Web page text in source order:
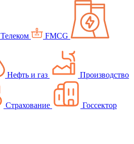
Телеком FMCG
Нефть и газ Производство
Страхование
Госсектор